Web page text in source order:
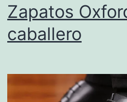
Zapatos
caballero